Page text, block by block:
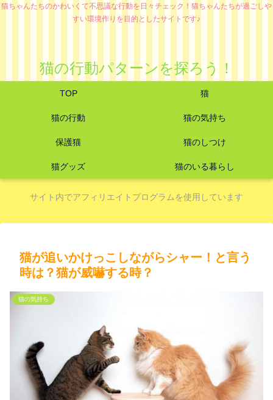
猫ちゃんたちのかわいくて不思議な行動を日々チェック！猫ちゃんたちが過ごしや
すい環境作りを目的としたサイトです♪
猫の行動パターンを探ろう！
TOP 猫
猫の行動 猫の気持ち
保護猫 猫のしつけ
猫グッズ 猫のいる暮らし
サイト内でアフィリエイトプログラムを使用しています
猫が追いかけっこしながらシャー！と言う
時は？猫が威嚇する時？
猫の気持ち